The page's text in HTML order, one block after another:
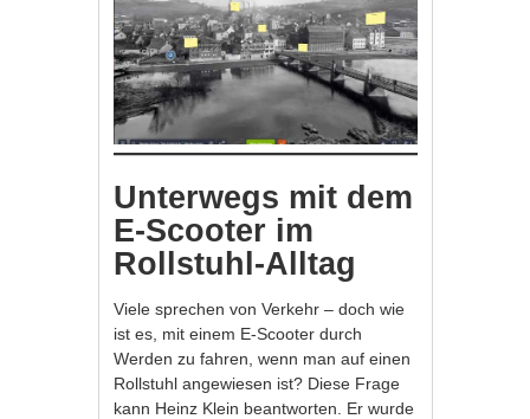
Unterwegs mit dem
E-Scooter im
Rollstuhl-Alltag
Viele sprechen von Verkehr – doch wie
ist es, mit einem E-Scooter durch
Werden zu fahren, wenn man auf einen
Rollstuhl angewiesen ist? Diese Frage
kann Heinz Klein beantworten. Er wurde